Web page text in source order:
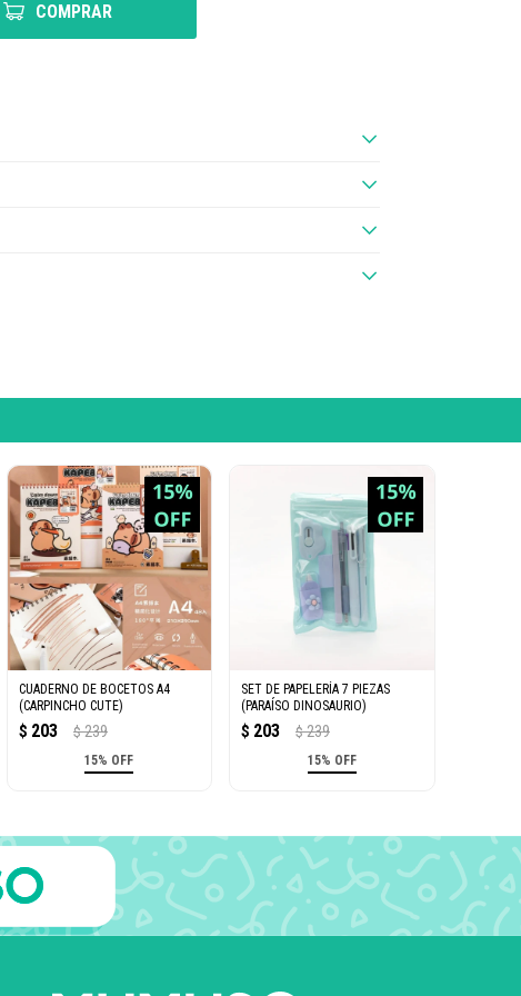
COMPRAR
CUADERNO DE BOCETOS A4
(CARPINCHO CUTE)
$ 203 $ 239
15% OFF
SET DE PAPELERÍA 7 PIEZAS
(PARAÍSO DINOSAURIO)
$ 203 $ 239
15% OFF